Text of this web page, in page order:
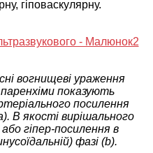
гіповаскулярну.
вогнищеві ураження
паренхіми показують
посилення
В якості вирішального
або гіпер-посиленняв
фазі (b).